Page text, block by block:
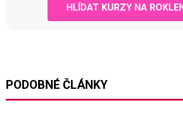
HLÍDAT KURZY NA
PODOBNÉ ČLÁNKY